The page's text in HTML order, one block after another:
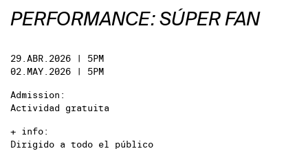
PERFORMANCE: SÚPER FAN
29.ABR.2026 | 5PM
02.MAY.2026 | 5PM
Admission:
Actividad gratuita
+ info:
Dirigido a todo el público